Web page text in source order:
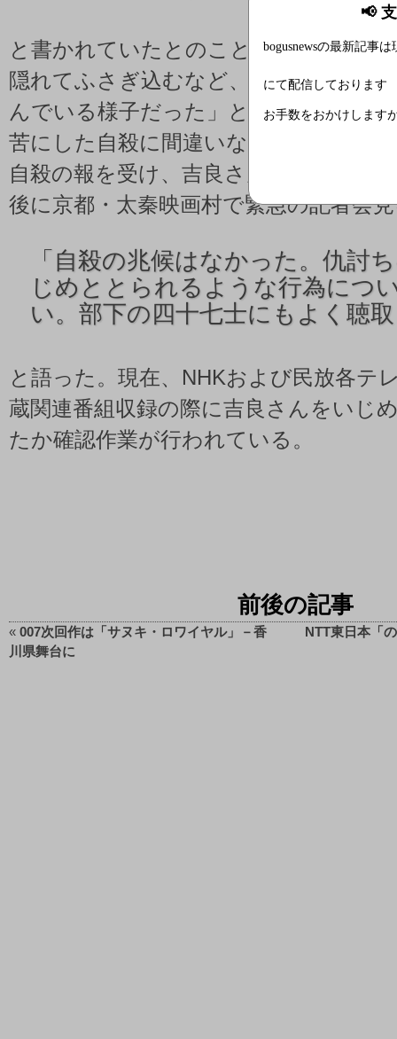
📢
bogusnewsの最新記事は
にて配信しております
お手数をおかけします
と書かれていたとのこと。家人も「と
隠れてふさぎ込むなど、大晦日が近づ
んでいる様子だった」としており、警
苦にした自殺に間違いない」と見てい
自殺の報を受け、吉良さんの同僚の大
後に京都・太秦映画村で緊急の記者会
「 自殺の兆候はなかった。仇討
じめととられるような行為につ
い。部下の四十七士にもよく聴
と語った。現在、NHKおよび民放各テ
蔵関連番組収録の際に吉良さんをいじ
たか確認作業が行われている。
前後の記事
« 007次回作は「サヌキ・ロワイヤル」－香
川県舞台に
NTT東日本「